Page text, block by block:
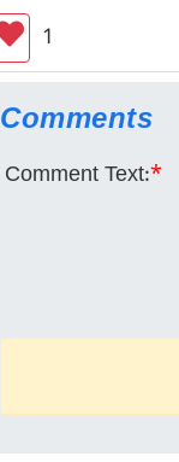
1
Comments
Comment Text:*